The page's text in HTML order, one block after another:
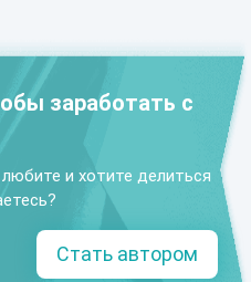
заработать с
и хотите делиться
Стать автором